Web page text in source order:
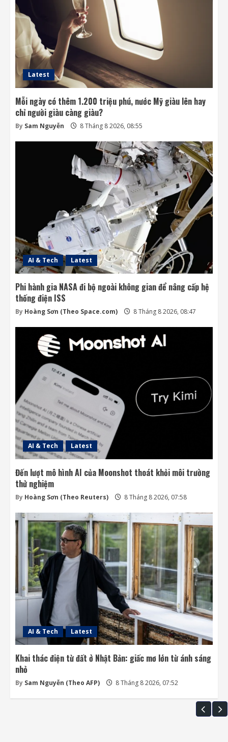
4
Khai thác điện từ đất ở Nhật Bản: giấc mơ
lớn từ ánh sáng nhỏ
8 Tháng 8 2026, 07:52
Latest
Mỗi ngày có thêm 1.200 triệu phú, nước Mỹ giàu lên hay
chỉ người giàu càng giàu?
By Sam Nguyễn 8 Tháng 8 2026, 08:55
AI & Tech Latest
Phi hành gia NASA đi bộ ngoài không gian để nâng cấp hệ
thống điện ISS
By Hoàng Sơn (Theo Space.com) 8 Tháng 8 2026, 08:47
AI & Tech Latest
Đến lượt mô hình AI của Moonshot thoát khỏi môi trường
thử nghiệm
By Hoàng Sơn (Theo Reuters) 8 Tháng 8 2026, 07:58
AI & Tech Latest
Khai thác điện từ đất ở Nhật Bản: giấc mơ lớn từ ánh sáng
nhỏ
By Sam Nguyễn (Theo AFP) 8 Tháng 8 2026, 07:52